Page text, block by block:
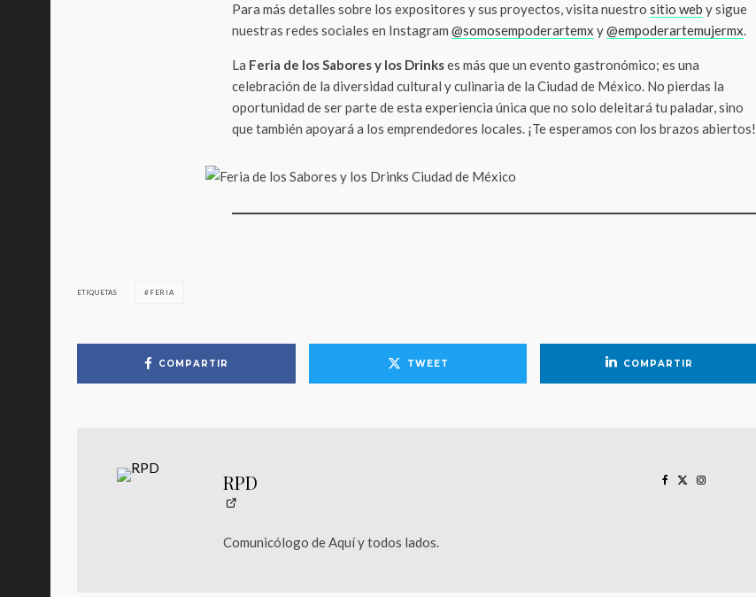
Para más detalles sobre los expositores y sus proyectos, visita nuestro sitio web y sigue
nuestras redes sociales en Instagram @somosempoderartemx y@empoderartemujermx.
La Feria de los Sabores y los Drinkses más que un evento gastronómico; es una
celebración de la diversidad cultural y culinaria de la Ciudad de México. No pierdas la
oportunidad de ser parte de esta experiencia única que no solo deleitará tu paladar, sino
que también apoyará a los emprendedores locales. ¡Te esperamos con los brazos abiertos!
ETIQUETAS FERIA
COMPARTIR TWEET COMPARTIR
RPD
Comunicólogo de Aquí y todos lados.